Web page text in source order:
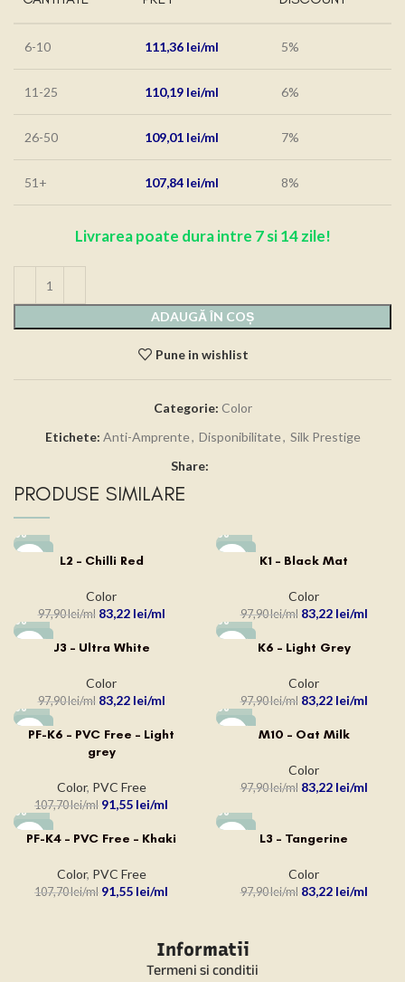
6-10 111,36 lei 5%
11-25 110,19 lei 6%
26-50 109,01 lei 7%
51+ 107,84 lei 8%
Livrarea poate dura intre 7 si 14 zile!
ADAUGĂ ÎN COȘ
Pune in wishlist
Categorie: Color
Etichete: Anti-Amprente, Disponibilitate, Silk Prestige
Share:
PRODUSE SIMILARE
-15% L2 – Chilli Red
Color
97,90lei 83,22 lei
-15% K1 – Black Mat
Color
97,90lei 83,22 lei
-15% J3 – Ultra White
Color
97,90lei 83,22 lei
-15% K6 – Light Grey
Color
97,90lei 83,22 lei
-15%
PF-K6 – PVC Free – Light
grey
Color, PVC Free
107,70lei 91,55 lei
-15% M10 – Oat Milk
Color
97,90lei 83,22 lei
-15%
PF-K4 – PVC Free – Khaki
Color, PVC Free
107,70lei 91,55 lei
-15% L3 – Tangerine
Color
97,90lei 83,22 lei
Informatii
Termeni si conditii